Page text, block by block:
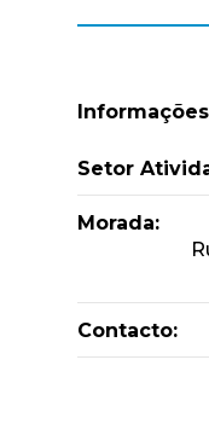
Informações
Setor
Morada:
Contacto: